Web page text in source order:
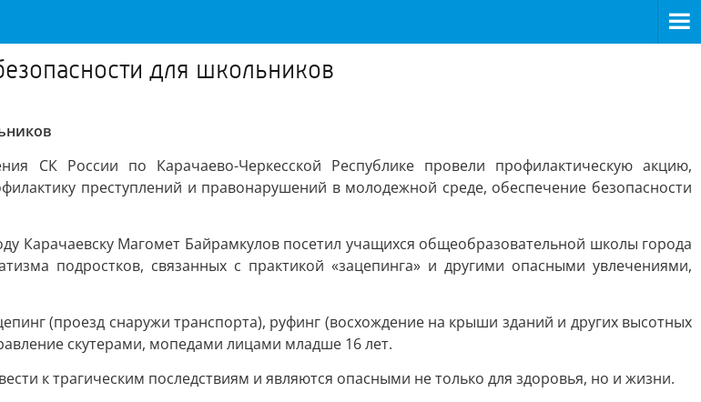
для школьников
СК России по Карачаево-Черкесской Республике провели профилактическую акцию,
преступлений и правонарушений в молодежной среде, обеспечение безопасности
Карачаевску Магомет Байрамкулов посетил учащихся общеобразовательной школы города
подростков, связанных с практикой «зацепинга» и другими опасными увлечениями,
(проезд снаружи транспорта), руфинг (восхождение на крыши зданий и других высотных
скутерами, мопедами лицами младше 16 лет.
к трагическим последствиям и являются опасными не только для здоровья, но и жизни.